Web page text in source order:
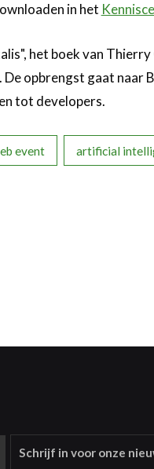
in het
het boek van
. De opbrengst gaat naar
tot developers.
event artificial
Schrijf in voor onze